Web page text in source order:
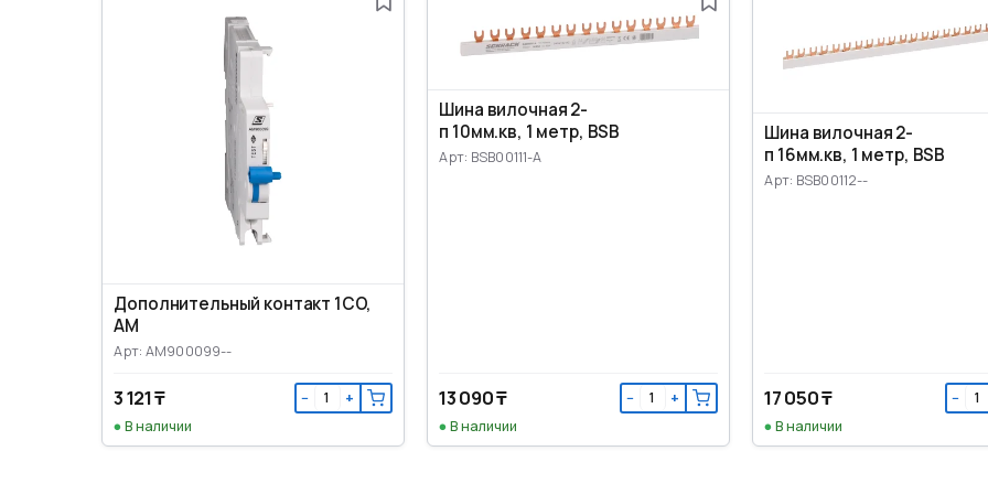
Дополнительный контакт 1CO,
AM
Арт: AM900099--
3 121 ₸ − +
В наличии
Шина вилочная 2-
п 10мм.кв, 1 метр, BSB
Арт: BSB00111-A
13 090 ₸ − +
В наличии
Шина вилочная 2-
п 16мм.кв, 1 метр, BSB
Арт: BSB00112--
17 050 ₸ −
В наличии